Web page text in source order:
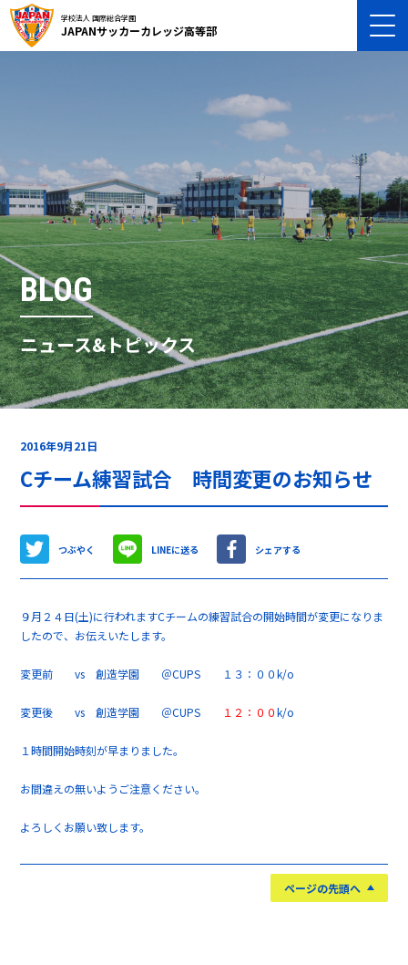
学校法人 国際総合学園
JAPANサッカーカレッジ高等部
BLOG
ニュース&トピックス
2016年9月21日
Cチーム練習試合 時間変更のお知らせ
つぶやく LINEに送る シェアする
９月２４日(土)に行われますCチームの練習試合の開始時間が変更になりま
したので、お伝えいたします。
変更前 vs 創造学園 ＠CUPS １３：００k/o
変更後 vs 創造学園 ＠CUPS １２：００k/o
１時間開始時刻が早まりました。
お間違えの無いようご注意ください。
よろしくお願い致します。
ページの先頭へ